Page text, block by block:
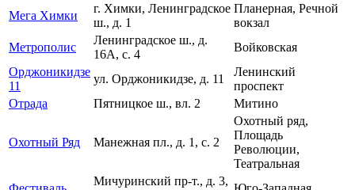
Мега Химки
г. Химки, Ленинградское
ш., д. 1
Планерная, Речной
вокзал
Метрополис
Ленинградское ш., д.
16А, с. 4
Войковская
Орджоникидзе
11
ул. Орджоникидзе, д. 11
Ленинский
проспект
Отрада
Пятницкое ш., вл. 2 Митино
Охотный Ряд Манежная пл., д. 1, с. 2
Охотный ряд,
Площадь
Революции,
Театральная
Мичуринский пр-т., д. 3,